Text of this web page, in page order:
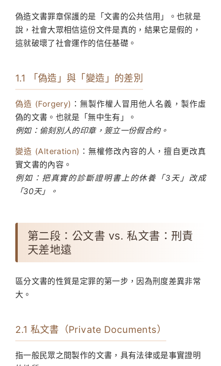
偽造文書罪章保護的是「文書的公共信用」。也就是
說，社會大眾相信這份文件是真的，結果它是假的，
這就破壞了社會運作的信任基礎。
1.1 「偽造」與「變造」的差別
偽造 (Forgery) ：無製作權人冒用他人名義，製作虛
偽的文書。也就是「無中生有」。
例如：偷刻別人的印章，簽立一份假合約。
變造 (Alteration) ：無權修改內容的人，擅自更改真
實文書的內容。
例如：把真實的診斷證明書上的休養「3天」改成
「30天」。
第二段：公文書 vs. 私文書：刑責
天差地遠
區分文書的性質是定罪的第一步，因為刑度差異非常
大。
2.1 私文書（Private Documents）
指一般民眾之間製作的文書，具有法律或是事實證明